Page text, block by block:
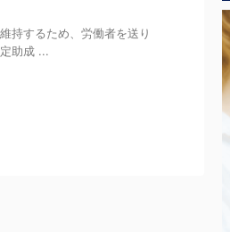
持するため、労働者を送り
助成 ...